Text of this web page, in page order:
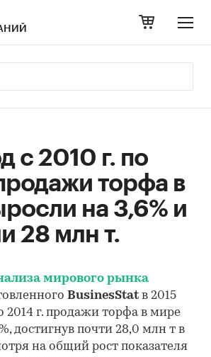
с 2010 г. по
торфа в
на 3,6% и
28 млн т.
мирового рынка
BusinesStat в 2015
2014 г. продажи торфа в мире
достигнув почти 28,0 млн т в
на общий рост показателя